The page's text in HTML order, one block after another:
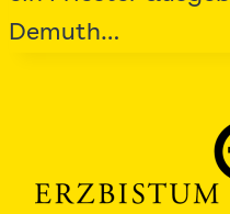
Demuth…